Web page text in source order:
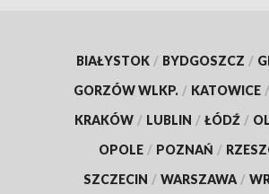
BIAŁYSTOK / BYDGOSZCZ /
GORZÓW WLKP. / KATOWICE /
KRAKÓW / LUBLIN / ŁÓDŹ /
OPOLE / POZNAŃ /
SZCZECIN / WARSZAWA /